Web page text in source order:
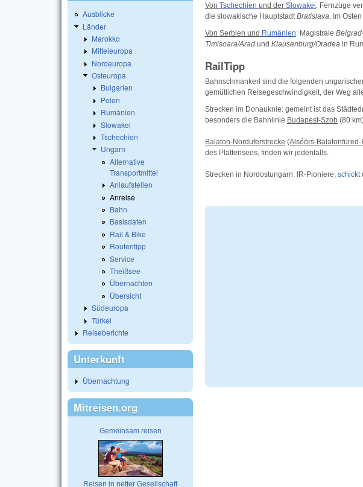
Von Tschechien und der Slowakei: Fernzüge
die slowakische HauptstadtBratislava. Im
Von Serbien und Rumänien: Magistrale
Timisoara/Arad und Klausenburg/Oradea in
RailTipp
Bahnschmankerl sind die folgenden
gemütlichen Reisegeschwindigkeit, der Weg
Strecken im Donauknie: gemeint ist das
besonders die Bahnlinie Budapest-Szob (80
Balaton-Norduferstrecke (Alsóörs-
des Plattensees, finden wir jedenfalls.
Strecken in Nordostungarn: IR-Pioniere, schickt
Ausblicke
Länder
Marokko
Mitteleuropa
Nordeuropa
Osteuropa
Bulgarien
Polen
Rumänien
Slowakei
Tschechien
Ungarn
Alternative
Transportmittel
Anlaufstellen
Anreise
Bahn
Basisdaten
Rail & Bike
Routentipp
Service
Theißsee
Übernachten
Übersicht
Südeuropa
Türkei
Reiseberichte
Unterkunft
Übernachtung
Mitreisen.org
Gemeinsam reisen
Reisen in netter Gesellschaft